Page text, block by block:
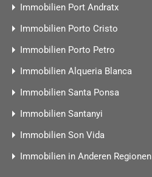
Immobilien Port Andratx
Immobilien Porto Cristo
Immobilien Porto Petro
Immobilien Alqueria Blanca
Immobilien Santa Ponsa
Immobilien Santanyi
Immobilien Son Vida
Immobilien in Anderen Regionen